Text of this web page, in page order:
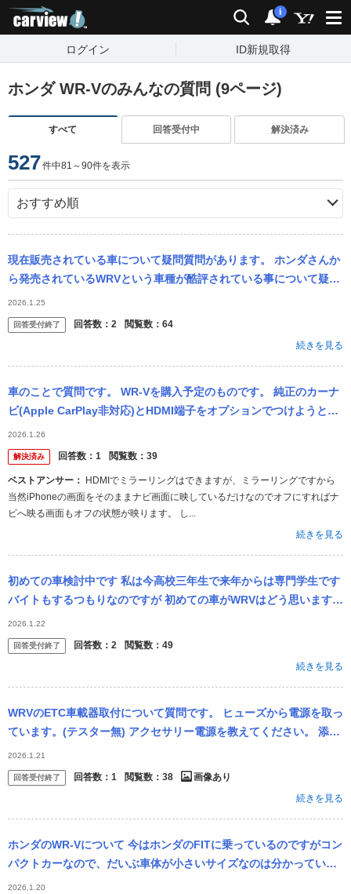
検索 通知
i
ログイン ID新規取得
ホンダ WR-Vのみんなの質問 (9ページ)
すべて 回答受付中 解決済み
527件中81～90件を表示
現在販売されている車について疑問質問があります。 ホンダさんか
ら発売されているWRVという車種が酷評されている事について疑問
に感じています。 高評価されている方がいる一方でかなり低評価や
酷評され...
2026.1.25
回答受付終了 回答数： 2 閲覧数： 64
続きを見る
車のことで質問です。 WR-Vを購入予定のものです。 純正のカーナ
ビ(Apple CarPlay非対応)とHDMI端子をオプションでつけようと思
っています。 HDMIケーブルを使ってiPhone...
2026.1.26
解決済み 回答数： 1 閲覧数： 39
ベストアンサー：
当然iPhoneの画面をそのままナビ画面に映しているだけなのでオフにすればナ
ビへ映る画面もオフの状態が映ります。 し...
続きを見る
初めての車検討中です 私は今高校三年生で来年からは専門学生です
バイトもするつもりなのですが 初めての車がWRVはどう思いますか
約250万です。 最初はあまり考えずかっこいいだけで決めた...
2026.1.22
回答受付終了 回答数： 2 閲覧数： 49
続きを見る
WRVのETC車載器取付について質問です。 ヒューズから電源を取っ
ています。(テスター無) アクセサリー電源を教えてください。 添付
の39、40、42のヒューズから電源をとり、車をオフにしてもE...
2026.1.21
回答受付終了 回答数： 1 閲覧数： 38
画像あり
続きを見る
ホンダのWR-Vについて 今はホンダのFITに乗っているのですがコン
パクトカーなので、だいぶ車体が小さいサイズなのは分かっている
のですが、FITからWR-Vにしたら大きすぎると感じるでしょうか？
2026.1.20